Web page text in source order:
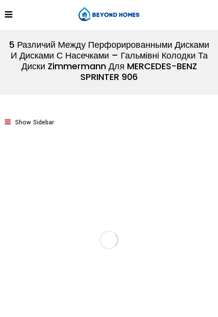
5 Различий Между Перфорированными Дисками
И Дисками С Насечками – Гальмівні Колодки Та
Диски Zimmermann Для MERCEDES-BENZ
SPRINTER 906
Show Sidebar